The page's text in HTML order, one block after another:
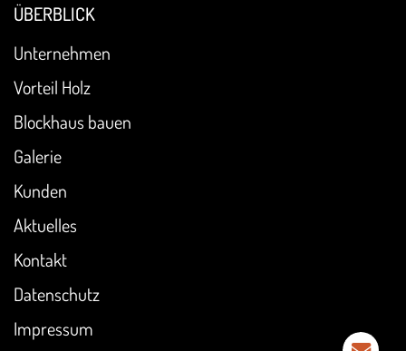
ÜBERBLICK
Unternehmen
Vorteil Holz
Blockhaus bauen
Galerie
Kunden
Aktuelles
Kontakt
Datenschutz
Impressum